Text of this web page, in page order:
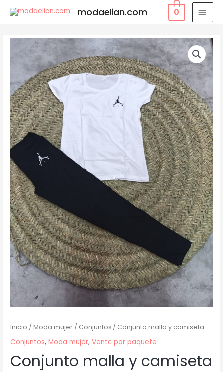
modaelian.com 0
Inicio /Moda mujer / Conjuntos / Conjunto malla y camiseta
Conjuntos,Moda mujer,Venta por paquete
Conjunto malla y camiseta